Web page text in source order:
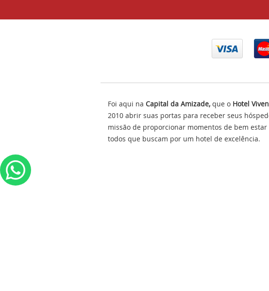
Foi aqui na Capital da Amizade, que o Hotel
2010 abrir suas portas para receber seus
missão de proporcionar momentos de bem estar
todos que buscam por um hotel de excelência.